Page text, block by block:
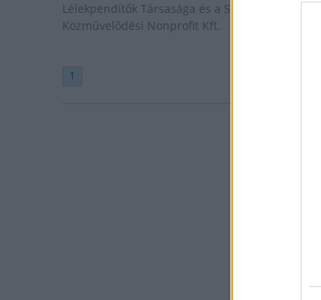
Lélekpendítők Társasága és a Salgótarjáni
Közművelődési Nonprofit Kft.
1